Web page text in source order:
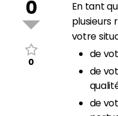
0
0
En tant
plusieurs
votre
de
de
de